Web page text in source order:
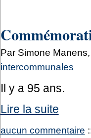
Par Simone
intercommunales
Il y a 95 ans.
Lire la suite
aucun commentaire